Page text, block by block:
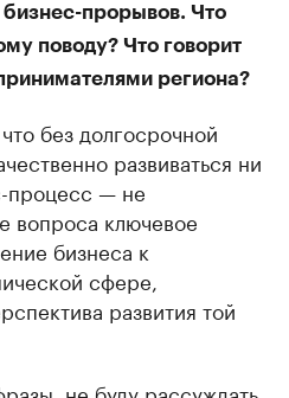
бизнес-прорывов. Что
поводу? Что говорит
региона?
без долгосрочной
развиваться ни
процесс — не
вопроса ключевое
бизнеса к
сфере,
развития той
не буду рассуждать